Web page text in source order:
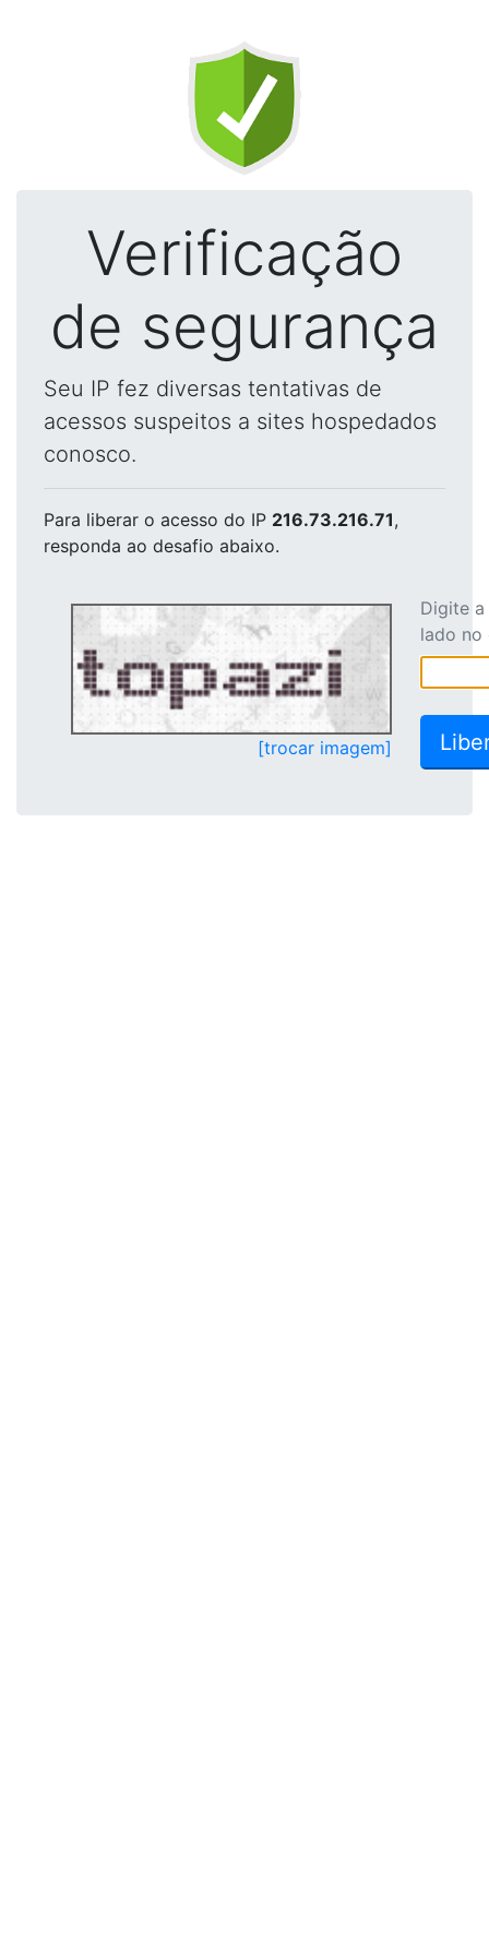
Verificação
de segurança
Seu IP fez diversas tentativas de
acessos suspeitos a sites hospedados
conosco.
Para liberar o acesso do IP 216.73.216.71,
responda ao desafio abaixo.
[trocar imagem]
Digite
lado no